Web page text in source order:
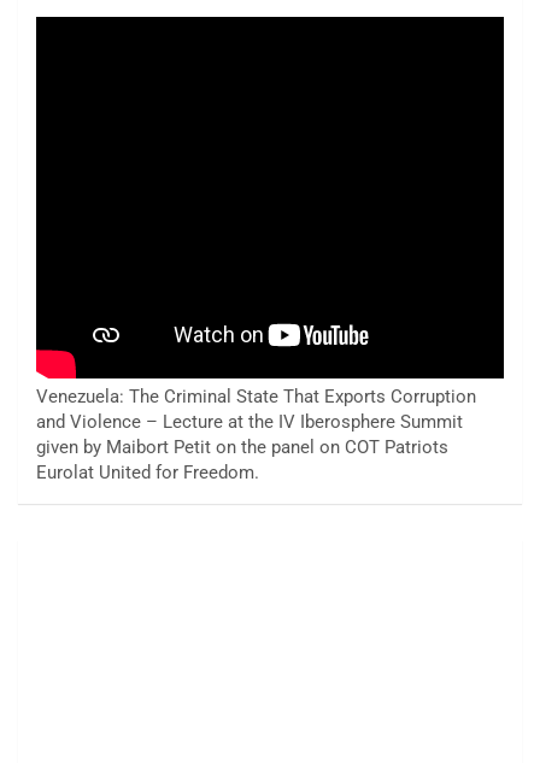
Venezuela: The Criminal State That Exports Corruption
and Violence – Lecture at the IV Iberosphere Summit
given by Maibort Petit on the panel on COT Patriots
Eurolat United for Freedom.